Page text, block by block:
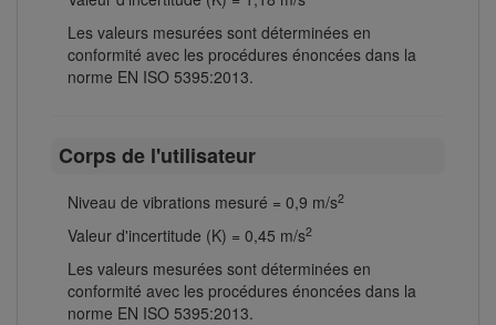
Les valeurs mesurées sont déterminées en
conformité avec les procédures énoncées dans la
norme EN ISO 5395:2013.
Corps de l'utilisateur
Niveau de vibrations mesuré = 0,9 m/s2
Valeur d'incertitude (K) = 0,45 m/s2
Les valeurs mesurées sont déterminées en
conformité avec les procédures énoncées dans la
norme EN ISO 5395:2013.